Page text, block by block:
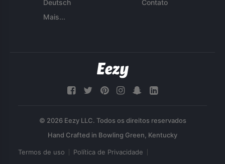
Deutsch
Mais...
Contato
© 2026 Eezy LLC. Todos os direitos reservados
Termos de uso Política de Privacidade